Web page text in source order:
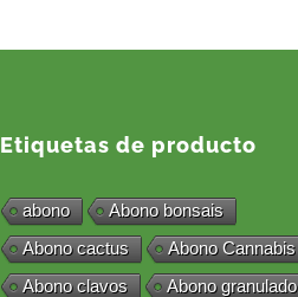
Etiquetas de producto
abono
Abono bonsais
Abono cactus
Abono Cannabis
Abono clavos
Abono granulado